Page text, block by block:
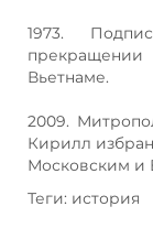
1973.
Вьетнаме.
2009.
Кирилл
Московским и
Теги: история